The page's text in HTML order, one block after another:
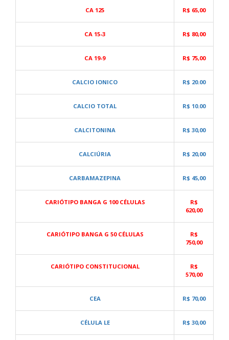
CA 125 R$ 65,00
CA 15-3 R$ 80,00
CA 19-9 R$ 75,00
CALCIO IONICO R$ 20.00
CALCIO TOTAL R$ 10.00
CALCITONINA R$ 30,00
CALCIÚRIA R$ 20,00
CARBAMAZEPINA R$ 45,00
CARIÓTIPO BANGA G 100 CÉLULAS
R$
620,00
CARIÓTIPO BANGA G 50 CÉLULAS
R$
750,00
CARIÓTIPO CONSTITUCIONAL
R$
570,00
CEA R$ 70,00
CÉLULA LE R$ 30,00